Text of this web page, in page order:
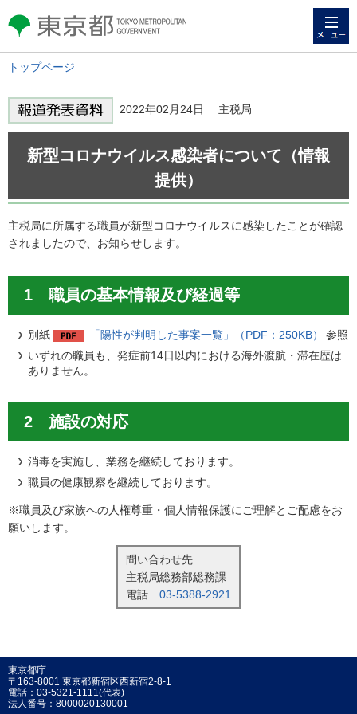
東京都 TOKYO METROPOLITAN
GOVERNMENT
トップページ
2022年02月24日 主税局
新型コロナウイルス感染者について（情報
提供）
主税局に所属する職員が新型コロナウイルスに感染したことが確認
されましたので、お知らせします。
1 職員の基本情報及び経過等
別紙 「陽性が判明した事案一覧」（PDF：250KB）
参照
いずれの職員も、発症前14日以内における海外渡航・滞在歴は
ありません。
2 施設の対応
消毒を実施し、業務を継続しております。
職員の健康観察を継続しております。
※職員及び家族への人権尊重・個人情報保護にご理解とご配慮をお
願いします。
問い合わせ先
主税局総務部総務課
電話 03-5388-2921
東京都庁
〒163-8001 東京都新宿区西新宿2-8-1
電話：03-5321-1111(代表)
法人番号：8000020130001